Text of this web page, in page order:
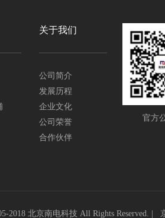
关于我们
公司简介
发展历程
企业文化
公司荣誉
合作伙伴
官方
2018 北京南电科技 All Rights Reserved. |